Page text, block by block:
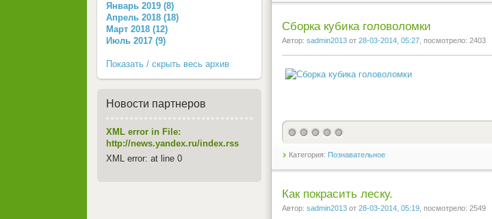
Сборка кубика головоломки
Автор: sadmin2013 от 28-03-2014, 05:27 , посмотрело: 2403
Категория: Познавательное
Как покрасить леску.
Автор: sadmin2013 от 28-03-2014, 05:19 , посмотрело: 2549
Январь 2019 (8)
Апрель 2018 (18)
Март 2018 (12)
Июль 2017 (9)
Показать / скрыть весь архив
Новости партнеров
XML error in File:
http://news.yandex.ru/index.rss
XML error: at line 0